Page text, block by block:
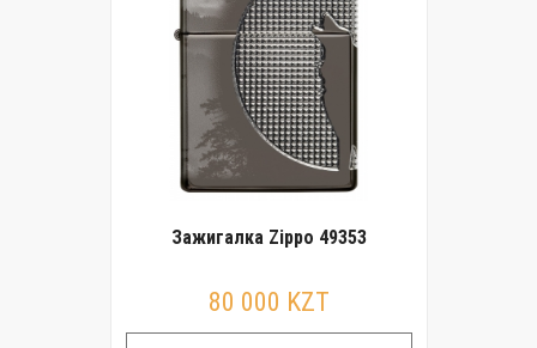
Зажигалка Zippo 49353
80 000 KZT